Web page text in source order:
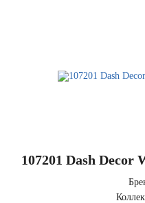
107201 Dash Decor